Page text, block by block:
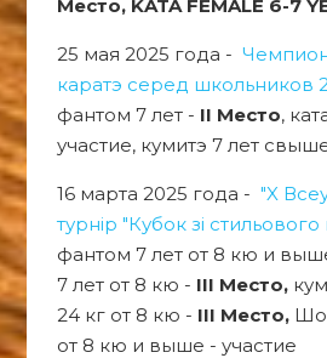
Место, KATA FEMALE 6-7
25 мая 2025 года -
каратэ серед школьников
фантом 7 лет - II Место,
участие, кумитэ 7 лет
16 марта 2025 года - "X
турнір "Кубок зі стильового
фантом 7 лет от 8 кю и
7 лет от 8 кю - III Место,
24 кг от 8 кю - III Место,
от 8 кю и выше - участие